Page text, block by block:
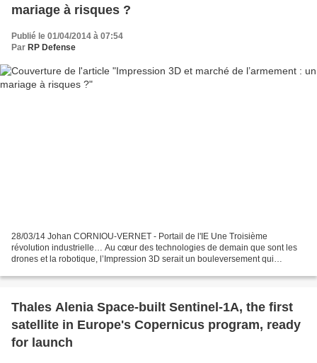
mariage à risques ?
Publié le 01/04/2014 à 07:54
Par RP Defense
28/03/14 Johan CORNIOU-VERNET - Portail de l'IE Une Troisième
révolution industrielle… Au cœur des technologies de demain que sont les
drones et la robotique, l’Impression 3D serait un bouleversement qui
Thales Alenia Space-built Sentinel-1A, the first
satellite in Europe's Copernicus program, ready
for launch